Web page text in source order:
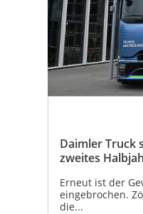
Daimler Truck
zweites
Erneut ist der
eingebrochen.
die...